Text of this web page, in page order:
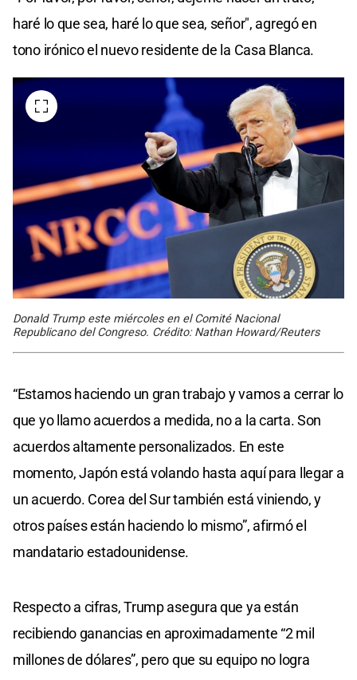
haré lo que sea, haré lo que sea, señor", agregó en
tono irónico el nuevo residente de la Casa Blanca.
Donald Trump este miércoles en el Comité Nacional
Republicano del Congreso. Crédito: Nathan Howard/Reuters
“Estamos haciendo un gran trabajo y vamos a cerrar lo
que yo llamo acuerdos a medida, no a la carta. Son
acuerdos altamente personalizados. En este
momento, Japón está volando hasta aquí para llegar a
un acuerdo. Corea del Sur también está viniendo, y
otros países están haciendo lo mismo”, afirmó el
mandatario estadounidense.
Respecto a cifras, Trump asegura que ya están
recibiendo ganancias en aproximadamente “2 mil
millones de dólares”, pero que su equipo no logra